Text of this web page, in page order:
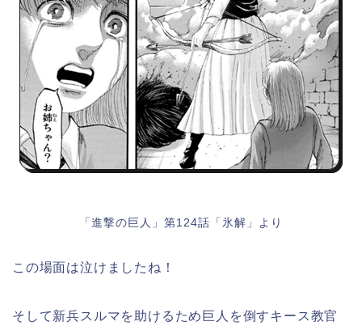
「進撃の巨人」第124話「氷解」より
この場面は泣けましたね！
そして新兵スルマを助けるため巨人を倒すキース教官